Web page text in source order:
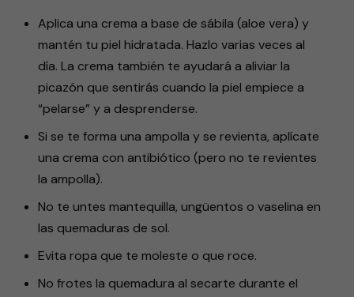
Aplica una crema a base de sábila (aloe vera) y
mantén tu piel hidratada. Hazlo varias veces al
día. La crema también te ayudará a aliviar la
picazón que sentirás cuando la piel empiece a
“pelarse” y a desprenderse.
Si se te forma una ampolla y se revienta, aplícate
una crema con antibiótico (pero no te revientes
la ampolla).
No te untes mantequilla, ungüentos o vaselina en
las quemaduras de sol.
Evita ropa que te moleste o que roce.
No frotes la quemadura al secarte durante el